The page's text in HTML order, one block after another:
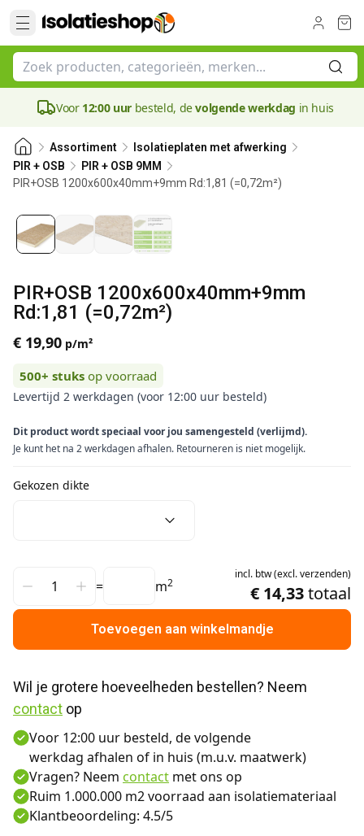
Voor 12:00 uur besteld, devolgende werkdag in huis
Assortiment
Isolatieplaten met afwerking
PIR + OSB
PIR + OSB 9MM
PIR+OSB 1200x600x40mm+9mm Rd:1,81 (=0,72m²)
PIR+OSB 1200x600x40mm+9mm
Rd:1,81 (=0,72m²)
€ 19,90 p/m²
500+ stuks op voorraad
Levertijd 2 werkdagen (voor 12:00 uur besteld)
Dit product wordt speciaal voor jou samengesteld (verlijmd).
Je kunt het na 2 werkdagen afhalen. Retourneren is niet mogelijk.
Gekozen dikte
= m2
incl. btw(excl.verzenden)
€ 14,33totaal
Toevoegen aan winkelmandje
contact op
Voor 12:00 uur besteld, de volgende
werkdag afhalen of in huis (m.u.v. maatwerk)
Vragen? Neem contact met ons op
Ruim 1.000.000 m2 voorraad aan isolatiemateriaal
Klantbeoordeling: 4.5/5